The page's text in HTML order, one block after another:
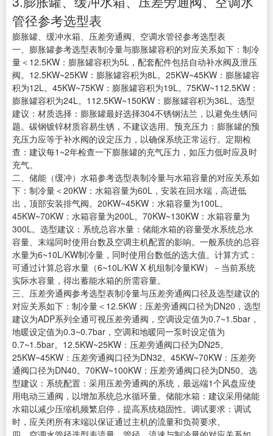
管径参考选型表
膨胀罐、缓冲水箱、压差旁通阀、空调水管径参考选型表
一、膨胀罐参考选型表制冷量与膨胀罐容积的对应关系如下：制冷
量＜12.5KW：膨胀罐容积为5L，配套配件包括自动补水阀及泄压
阀。12.5KW~25KW：膨胀罐容积为8L。25KW~45KW：膨胀罐容
积为12L。45KW~75KW：膨胀罐容积为19L。75KW~112.5KW：
膨胀罐容积为24L。112.5KW~150KW：膨胀罐容积为36L。选型
建议：材质选择：膨胀罐最好选择304不锈钢法兰，以避免生锈问
题。碳钢镀锌材质容易生锈，不建议选用。预充压力：膨胀罐的预
充压力应等于补水阀的设定压力，以确保系统正常运行。定期检
查：建议每1~2年检查一下膨胀罐的充气压力，如压力低时应及时
充气。
二、储能（缓冲）水箱参考选型表制冷量与水箱容量的对应关系如
下：制冷量＜20KW：水箱容量为60L，安装在回水端，高进低
出，顶部安装排气阀。20KW~45KW：水箱容量为100L。
45KW~70KW：水箱容量为200L。70KW~130KW：水箱容量为
300L。选型建议：系统总容水量：储能水箱的容量受水系统总水
容量、末端同时使用台数及空调主机配置的影响。一般系统的总容
水量为6~10L/KW制冷量，同时使用台数低的选大值。计算方式：
可通过计算总容水量（6~10L/KW X 机组制冷量KW）－当前系统
实际水容量，得出蓄能水箱的所需容量。
三、压差旁通阀参考选型表制冷量与压差旁通阀口径及选型建议的
对应关系如下：制冷量＜12.5KW：压差旁通阀口径为DN20，选型
建议为ADP系列全通可视压差旁通阀，空调设定值为0.7~1.5bar，
地暖设定值为0.3~0.7bar，空调和地暖同一泵时设定值为
0.7~1.5bar。12.5KW~25KW：压差旁通阀口径为DN25。
25KW~45KW：压差旁通阀口径为DN32。45KW~70KW：压差旁
通阀口径为DN40。70KW~100KW：压差旁通阀口径为DN50。选
型建议：系统配置：采用压差旁通阀的系统，最远端1个风盘应使
用电动三通阀，以增加系统总水循环量。储能水箱：建议采用储能
水箱以减少压缩机频繁启停，提高系统稳固性。调试要求：调试
时，应关闭所有末端以保证通过主机的流量和负荷要求。